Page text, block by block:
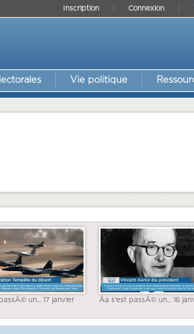
Connexion
Inscription
Vie politique
un... 17 janvier Ãa s'est passÃ© un... 16